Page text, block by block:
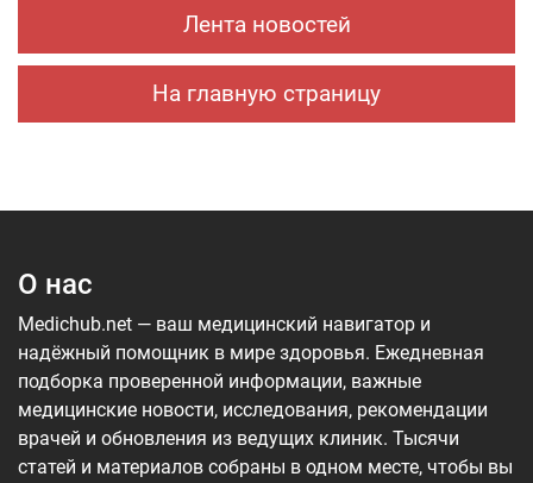
Лента новостей
На главную страницу
О нас
Medichub.net — ваш медицинский навигатор и
надёжный помощник в мире здоровья. Ежедневная
подборка проверенной информации, важные
медицинские новости, исследования, рекомендации
врачей и обновления из ведущих клиник. Тысячи
статей и материалов собраны в одном месте, чтобы вы